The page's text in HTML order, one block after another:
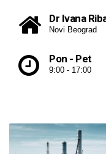
Dr Ivana
Novi Beograd
Pon - Pet
9:00 - 17:00